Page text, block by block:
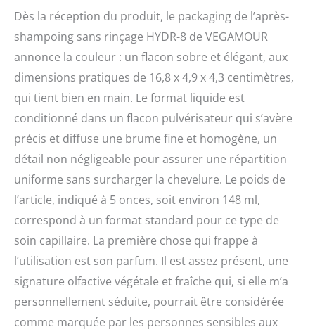
Dès la réception du produit, le packaging de l’après-
shampoing sans rinçage HYDR-8 de VEGAMOUR
annonce la couleur : un flacon sobre et élégant, aux
dimensions pratiques de 16,8 x 4,9 x 4,3 centimètres,
qui tient bien en main. Le format liquide est
conditionné dans un flacon pulvérisateur qui s’avère
précis et diffuse une brume fine et homogène, un
détail non négligeable pour assurer une répartition
uniforme sans surcharger la chevelure. Le poids de
l’article, indiqué à 5 onces, soit environ 148 ml,
correspond à un format standard pour ce type de
soin capillaire. La première chose qui frappe à
l’utilisation est son parfum. Il est assez présent, une
signature olfactive végétale et fraîche qui, si elle m’a
personnellement séduite, pourrait être considérée
comme marquée par les personnes sensibles aux